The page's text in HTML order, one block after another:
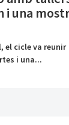
i una
el cicle va reunir
i una...